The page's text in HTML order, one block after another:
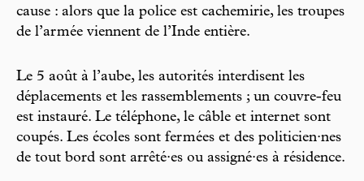
cause : alors que la police est cachemirie, les troupes
de l’armée viennent de l’Inde entière.
Le 5 août à l’aube, les autorités interdisent les
déplacements et les rassemblements ; un couvre-feu
est instauré. Le téléphone, le câble et internet sont
coupés. Les écoles sont fermées et des politicien·nes
de tout bord sont arrêté·es ou assigné·es à résidence.